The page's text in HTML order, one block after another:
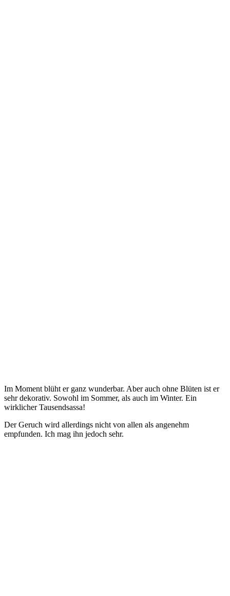
Im Moment blüht er ganz wunderbar. Aber auch ohne Blüten ist er
sehr dekorativ. Sowohl im Sommer, als auch im Winter. Ein
wirklicher Tausendsassa!
Der Geruch wird allerdings nicht von allen als angenehm
empfunden. Ich mag ihn jedoch sehr.